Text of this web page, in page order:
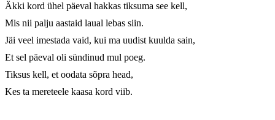
Äkki kord ühel päeval hakkas tiksuma see kell,
Mis nii palju aastaid laual lebas siin.
Jäi veel imestada vaid, kui ma uudist kuulda sain,
Et sel päeval oli sündinud mul poeg.
Tiksus kell, et oodata sõpra head,
Kes ta mereteele kaasa kord viib.